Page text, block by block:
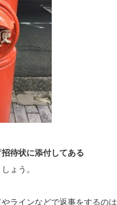
招待状に添付してある
ょう。
ラインなどで返事をするのは